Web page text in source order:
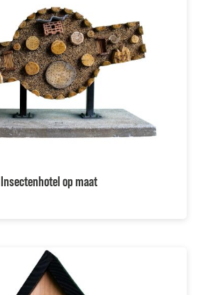
Insectenhotel op maat